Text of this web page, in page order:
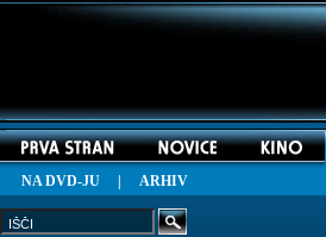
NA DVD-JU ARHIV